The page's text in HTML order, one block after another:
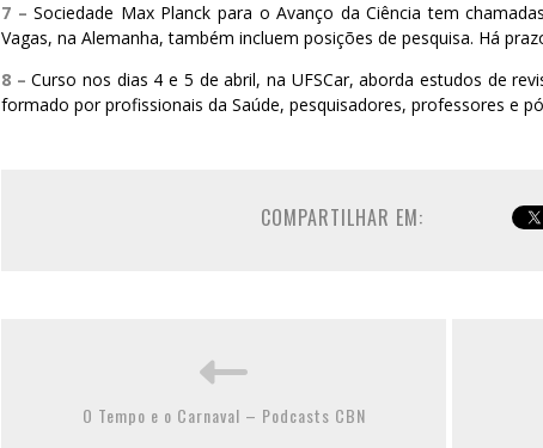
7 –Sociedade Max Planck para o Avanço da Ciência tem
Vagas, na Alemanha, também incluem posições de pesquisa. Há
8 – Curso nos dias 4 e 5 de abril, na UFSCar, aborda estudos de
formado por profissionais da Saúde, pesquisadores, professores e
COMPARTILHAR EM:
O Tempo e o Carnaval – Podcasts CBN